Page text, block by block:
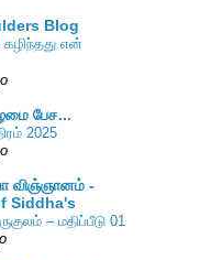
Blog
கழிந்தது என்
பேச...
2025
விஞ்ஞானம் -
Siddha's
– மதிப்பீடு 01